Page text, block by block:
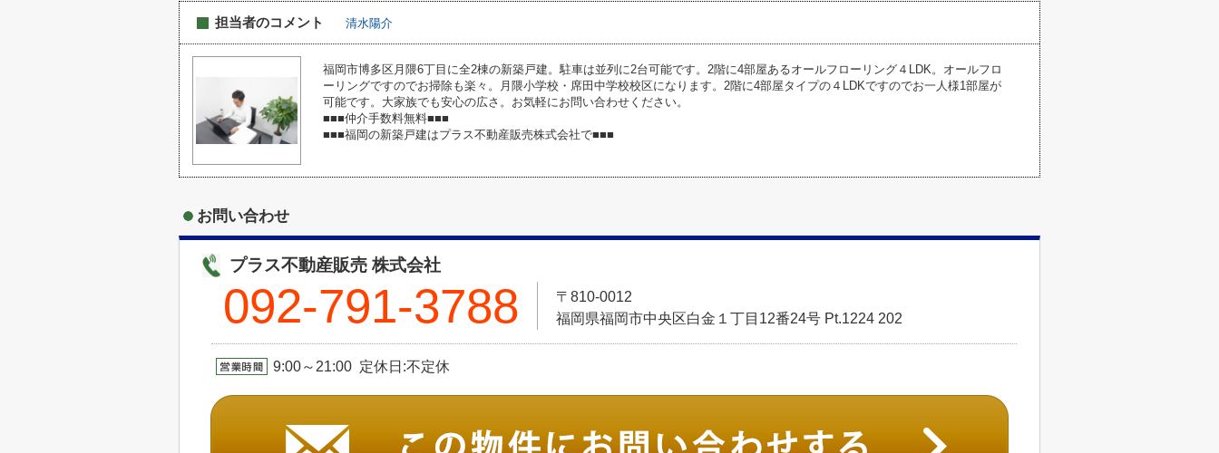
担当者のコメント 清水陽介
福岡市博多区月隈6丁目に全2棟の新築戸建。駐車は並列に2台可能です。2階に4部屋あるオールフローリング４LDK。オールフロ
ーリングですのでお掃除も楽々。月隈小学校・席田中学校校区になります。2階に4部屋タイプの４LDKですのでお一人様1部屋が
可能です。大家族でも安心の広さ。お気軽にお問い合わせください。
■■■仲介手数料無料■■■
■■■福岡の新築戸建はプラス不動産販売株式会社で■■■
お問い合わせ
プラス不動産販売 株式会社
092-791-3788
〒810-0012
福岡県福岡市中央区白金１丁目12番24号 Pt.1224 202
9:00～21:00 定休日:不定休